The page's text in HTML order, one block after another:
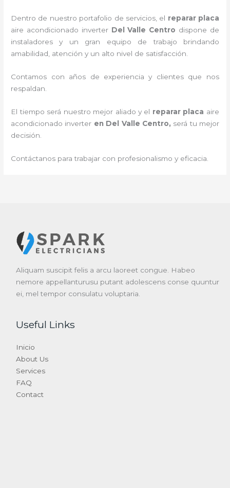
Dentro de nuestro portafolio de servicios, el reparar placa
aire acondicionado inverterDel Valle Centro dispone de
instaladores y un gran equipo de trabajo brindando
amabilidad, atención y un alto nivel de satisfacción.
Contamos con años de experiencia y clientes que nos
respaldan.
El tiempo será nuestro mejor aliado y el reparar placa aire
acondicionado inverter en Del Valle Centro, será tu mejor
decisión.
Contáctanos para trabajar con profesionalismo y eficacia.
Aliquam suscipit felis a arcu laoreet congue. Habeo
nemore appellanturusu putant adolescens conse quuntur
ei, mel tempor consulatu voluptaria.
Useful Links
Inicio
About Us
Services
FAQ
Contact